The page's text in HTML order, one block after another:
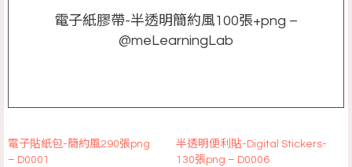
電子紙膠帶-半透明簡約風100張+png –
@meLearningLab
電子貼紙包-簡約風290張png
– D0001
半透明便利貼-Digital Stickers-
130張png – D0006